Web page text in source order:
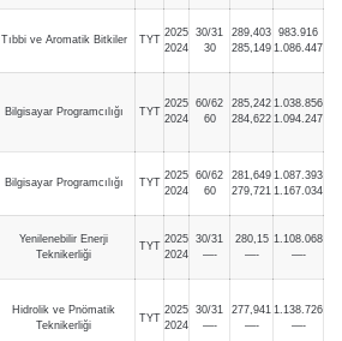
Tıbbi ve Aromatik Bitkiler TYT
2025
2024
30/31
30
289,403
285,149
983.916
1.086.447
Bilgisayar Programcılığı TYT
2025
2024
60/62
60
285,242
284,622
1.038.856
1.094.247
Bilgisayar Programcılığı TYT
2025
2024
60/62
60
281,649
279,721
1.087.393
1.167.034
Yenilenebilir Enerji
Teknikerliği
TYT
2025
2024
30/31
—-
280,15
—-
1.108.068
—-
Hidrolik ve Pnömatik
Teknikerliği
TYT
2025
2024
30/31
—-
277,941
—-
1.138.726
—-